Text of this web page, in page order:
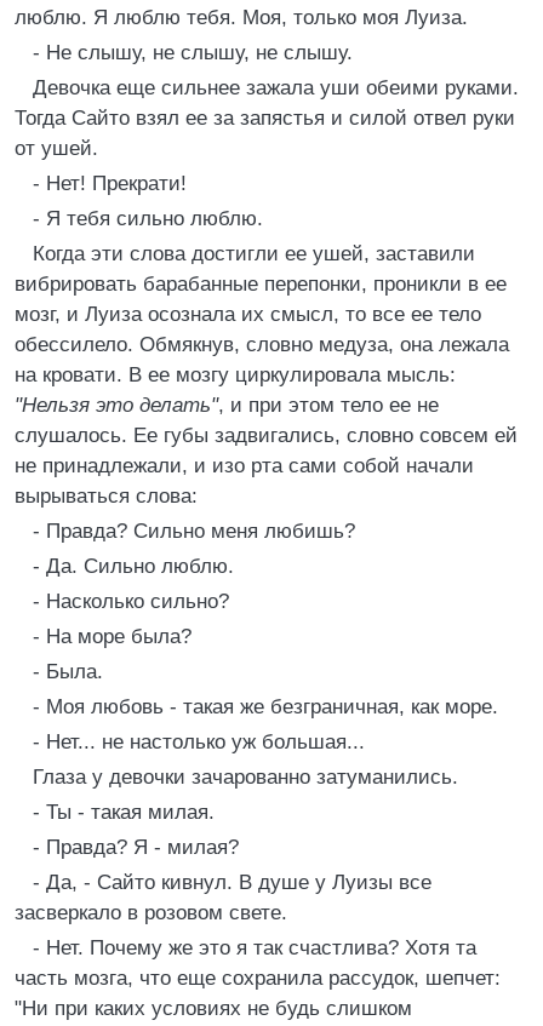
люблю. Я люблю тебя. Моя, только моя Луиза.
- Не слышу, не слышу, не слышу.
Девочка еще сильнее зажала уши обеими руками.
Тогда Сайто взял ее за запястья и силой отвел руки
от ушей.
- Нет! Прекрати!
- Я тебя сильно люблю.
Когда эти слова достигли ее ушей, заставили
вибрировать барабанные перепонки, проникли в ее
мозг, и Луиза осознала их смысл, то все ее тело
обессилело. Обмякнув, словно медуза, она лежала
на кровати. В ее мозгу циркулировала мысль:
"Нельзя это делать", и при этом тело ее не
слушалось. Ее губы задвигались, словно совсем ей
не принадлежали, и изо рта сами собой начали
вырываться слова:
- Правда? Сильно меня любишь?
- Да. Сильно люблю.
- Насколько сильно?
- На море была?
- Была.
- Моя любовь - такая же безграничная, как море.
- Нет... не настолько уж большая...
Глаза у девочки зачарованно затуманились.
- Ты - такая милая.
- Правда? Я - милая?
- Да, - Сайто кивнул. В душе у Луизы все
засверкало в розовом свете.
- Нет. Почему же это я так счастлива? Хотя та
часть мозга, что еще сохранила рассудок, шепчет:
"Ни при каких условиях не будь слишком